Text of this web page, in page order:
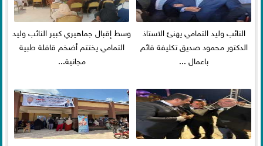
النائب وليد التمامي يهنئ الاستاذ
الدكتور محمود صديق تكليفة قائم
باعمال ...
وسط إقبال جماهيري كبير النائب وليد
التمامي يختتم أضخم قافلة طبية
مجانية...